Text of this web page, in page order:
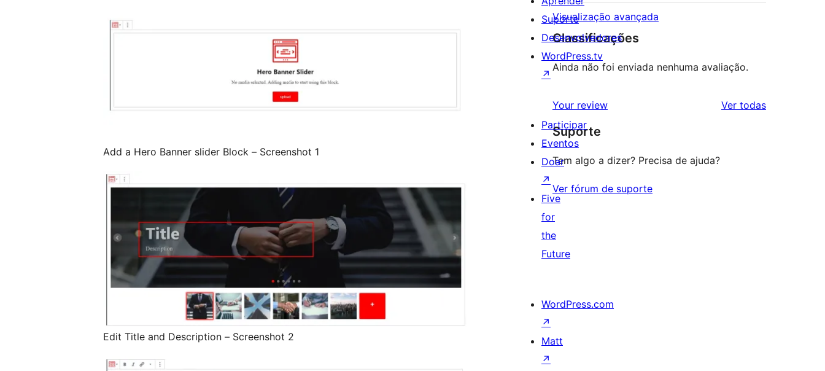
Add a Hero Banner slider Block – Screenshot 1
Edit Title and Description – Screenshot 2
Visualização avançada
Classificações
Ainda não foi enviada nenhuma avaliação.
Your review Ver todasavaliações
Suporte
Tem algo a dizer? Precisa de ajuda?
Ver fórum de suporte
Suporte
Desenvolvedores
WordPress.tv
↗
Participar
Eventos
Doar
↗
Five
for
the
Future
WordPress.com
↗
Matt
↗